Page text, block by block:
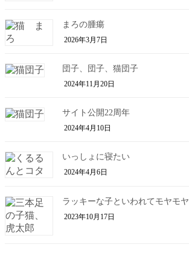
まろの腫瘍
2026年3月7日
団子、団子、猫団子
2024年11月20日
サイト公開22周年
2024年4月10日
いっしょに寝たい
2024年4月6日
ラッキーな子といわれてモヤモヤ
2023年10月17日